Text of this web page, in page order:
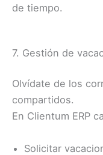
de tiempo.
7. Gestión de
Olvídate de los
compartidos.
En Clientum ERP
Solicitar